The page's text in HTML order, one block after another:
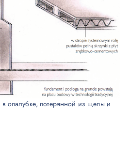
в опалубке, потерянной из щепы и